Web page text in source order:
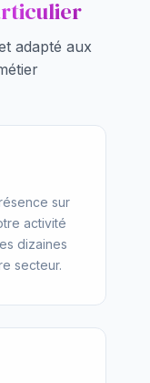
adapté aux
sur
activité
dizaines
secteur.